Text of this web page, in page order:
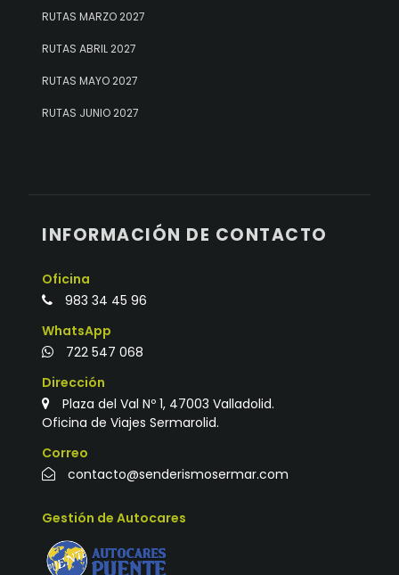
RUTAS MARZO 2027
RUTAS ABRIL 2027
RUTAS MAYO 2027
RUTAS JUNIO 2027
INFORMACIÓN DE CONTACTO
Oficina
983 34 45 96
WhatsApp
722 547 068
Dirección
Plaza del Val Nº 1, 47003 Valladolid.
Oficina de Viajes Sermarolid.
Correo
contacto@senderismosermar.com
Gestión de Autocares